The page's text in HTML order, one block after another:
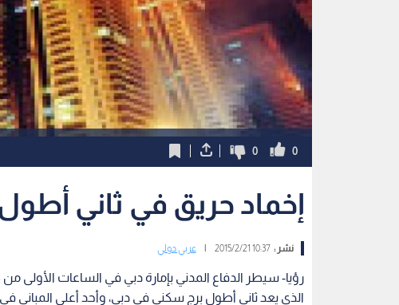
0
0
إخماد حريق في ثاني
نشر :10:37 2015/2/21 عربي دولي
رؤيا- سيطر الدفاع المدني بإمارة دبي في الساعات الأولى
الذي يعد ثاني أطول برج سكني في دبي، وأحد أعلى المباني في